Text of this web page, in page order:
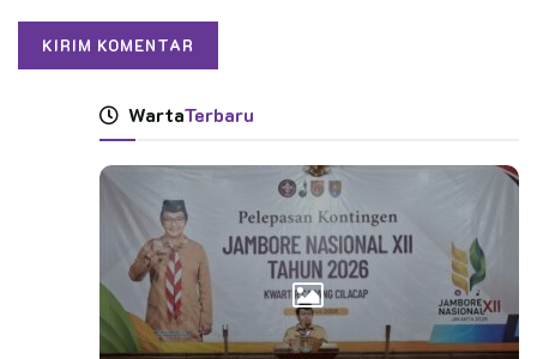
WartaTerbaru